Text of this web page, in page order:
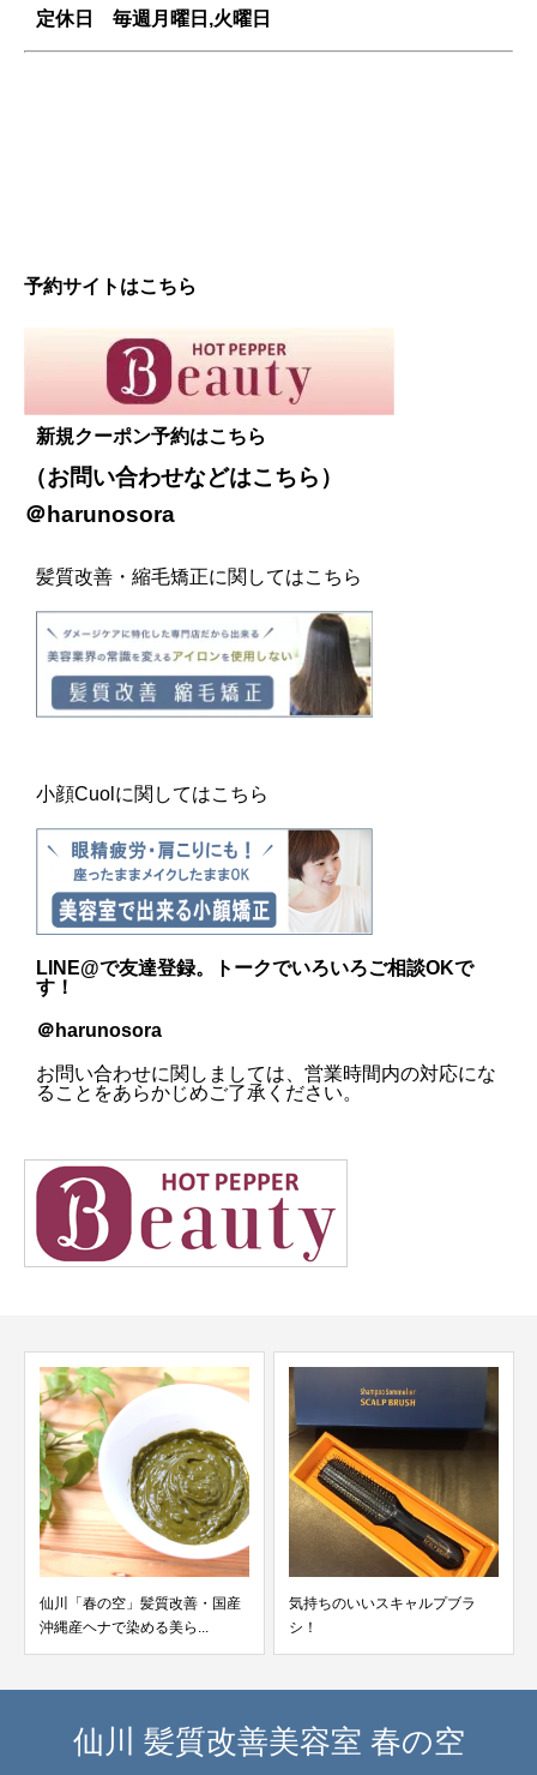
定休日 毎週 月曜日,火曜日
予約サイトはこちら
新規クーポン予約はこちら
（お問い合わせなどはこちら ）
＠harunosora
髪質改善・縮毛矯正に関してはこちら
小顔Cuolに関してはこちら
LINE@で友達登録。トークでいろいろご相談OKで
す！
＠harunosora
お問い合わせに関しましては、営業時間内の対応にな
ることをあらかじめご了承ください。
仙川「春の空」髪質改善・国産
沖縄産ヘナで染める美ら...
気持ちのいいスキャルプブラ
シ！
仙川 髪質改善美容室 春の空